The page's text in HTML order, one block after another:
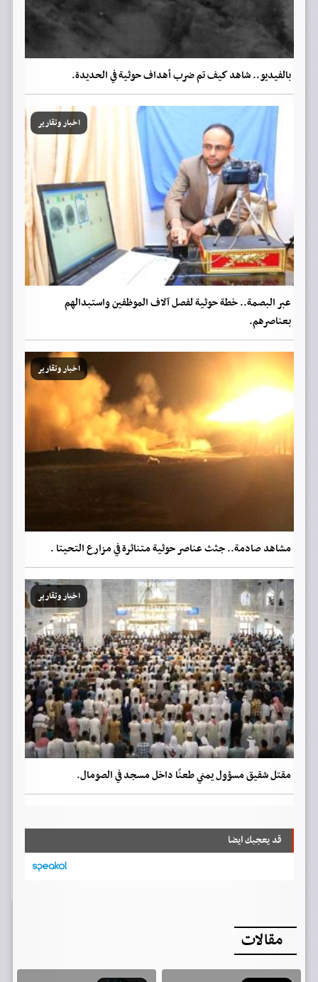
بالفيديو.. شاهد كيف تم ضرب أهداف حوثية في الحديدة.
اخبار وتقارير
عبر البصمة.. خطة حوثية لفصل آلاف الموظفين واستبدالهم
بعناصرهم.
اخبار وتقارير
مشاهد صادمة.. جثث عناصر حوثية متناثرة في مزارع التحيتا .
اخبار وتقارير
مقتل شقيق مسؤول يمني طعنًا داخل مسجد في الصومال.
قد يعجبك ايضا
مقالات